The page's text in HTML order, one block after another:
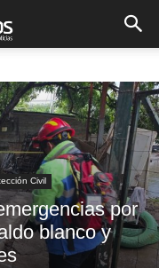
Civil
por
blanco y